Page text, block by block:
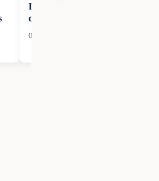
L’incendie de Trévillach
d’hectares dans les
08 Juil 2026